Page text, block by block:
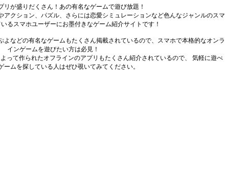
リが盛りだくさん！あの有名なゲームで遊び放題！
アクション、パズル、さらには恋愛シミュレーションなど色んなジャンルのスマ
るスマホユーザーにお墨付きなゲーム紹介サイトです！
よなどの有名なゲームもたくさん掲載されているので、スマホで本格的なオンラ
インゲームを遊びたい方は必見！
って作られたオフラインのアプリもたくさん紹介されているので、 気軽に遊べ
ームを探している人はぜひ覗いてみてください。